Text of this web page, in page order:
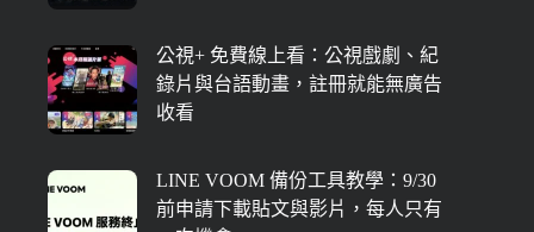
公視+ 免費線上看：公視戲劇、紀
錄片與台語動畫，註冊就能無廣告
收看
LINE VOOM 備份工具教學：9/30
前申請下載貼文與影片，每人只有